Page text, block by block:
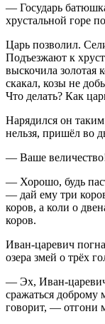
— Государь
хрустальной горе
Царь позволил.
Подъезжают к
выскочила золотая
скакал, козы не
Что делать? Как
Нарядился он
нельзя, пришёл во
— Ваше
— Хорошо, будь
— дай ему три
коров, а коли о
коров.
Иван-царевич
озера змей о трёх
— Эх, Иван-
сражаться доброму
говорит, — отгони